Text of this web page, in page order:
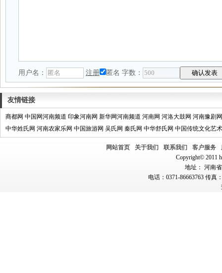
用户名： 注册 匿名 字数：
友情链接
商都网 中国网河南频道 印象河南网 新华网河南频道 河南网 河洛大鼓网 河南豫剧网
中华姓氏网 河南农家乐网 中国旅游网 吴氏网 秦氏网 中华舒氏网 中国传统文化艺
网站首页 关于我们 联系我们 客户服务
Copyright© 2011
地址： 河南
电话：0371-86663763 传真